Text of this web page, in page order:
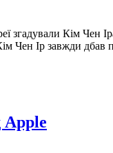
згадували Кім
Чен Ір завжди
Apple